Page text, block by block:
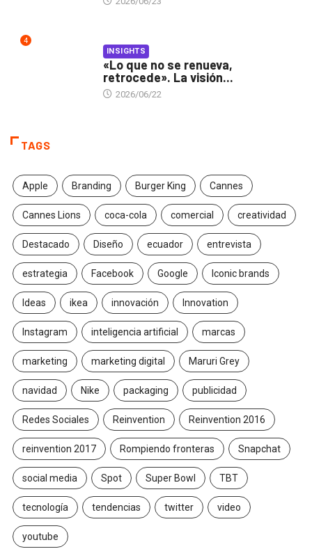
4
INSIGHTS
«Lo que no se renueva,
retrocede». La visión...
2026/06/22
TAGS
Apple Branding Burger King Cannes
Cannes Lions coca-cola comercial creatividad
Destacado Diseño ecuador entrevista
estrategia Facebook Google Iconic brands
Ideas ikea innovación Innovation
Instagram inteligencia artificial marcas
marketing marketing digital Maruri Grey
navidad Nike packaging publicidad
Redes Sociales Reinvention Reinvention 2016
reinvention 2017 Rompiendo fronteras Snapchat
social media Spot Super Bowl TBT
tecnología tendencias twitter video
youtube